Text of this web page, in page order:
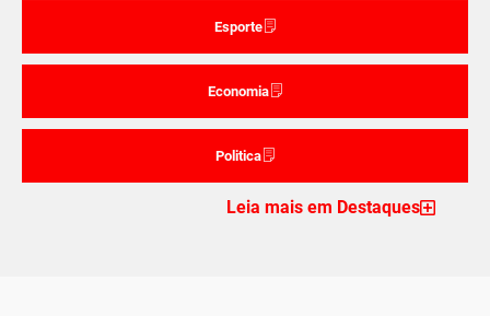
Esporte
Economia
Politica
Leia mais em Destaques